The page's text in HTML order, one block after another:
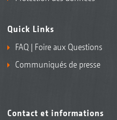
Quick Links
FAQ | Foire aux Questions
Communiqués de presse
Contact et informations